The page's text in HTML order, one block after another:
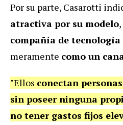
Por su parte, Casarotti
atractiva por su modelo
compañía de tecnología
meramente como un
"Ellos conectan
sin poseer ninguna
no tener gastos fijos